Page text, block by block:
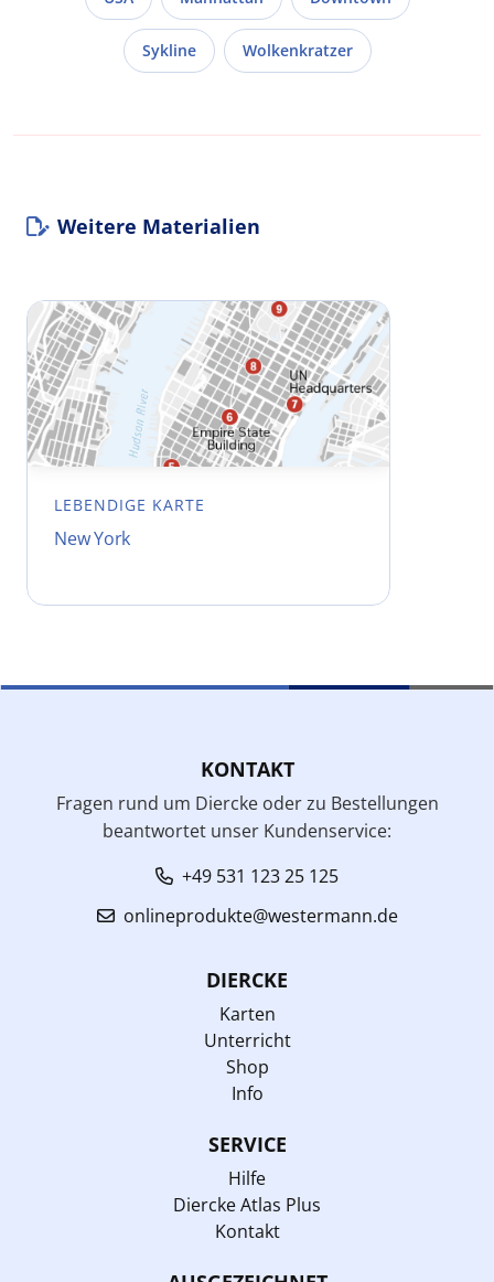
Sykline Wolkenkratzer
Weitere Materialien
LEBENDIGE KARTE
New York
KONTAKT
Fragen rund um Diercke oder zu Bestellungen
beantwortet unser Kundenservice:
+49 531 123 25 125
onlineprodukte@westermann.de
DIERCKE
Karten
Unterricht
Shop
Info
SERVICE
Hilfe
Diercke Atlas Plus
Kontakt